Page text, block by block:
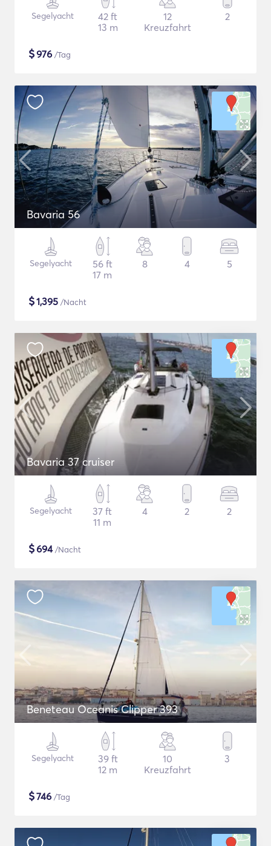
Segelyacht
42 ft
13 m
12
Kreuzfahrt
2
$976 /Tag
Bavaria 56
Segelyacht
56 ft
17 m
8 4 5
$1,395 /Nacht
Bavaria 37 cruiser
Segelyacht
37 ft
11 m
4 2 2
$694/Nacht
Beneteau Oceanis Clipper 393
Segelyacht
39 ft
12 m
10
Kreuzfahrt
3
$746 /Tag